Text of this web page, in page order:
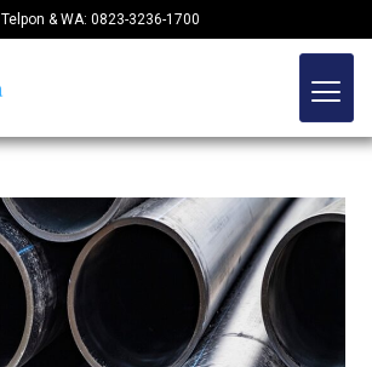
Telpon & WA: 0823-3236-1700